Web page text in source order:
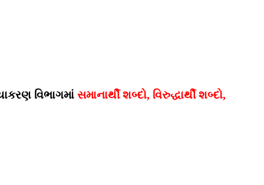
વિભાગમાં સમાનાર્થી શબ્દો, વિરુદ્ધાર્થી શબ્દો,